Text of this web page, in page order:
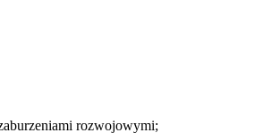
rozwojowymi;